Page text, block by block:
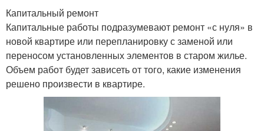
Капитальный ремонт
Капитальные работы подразумевают ремонт «с нуля» в
новой квартире или перепланировку с заменой или
переносом установленных элементов в старом жилье.
Объем работ будет зависеть от того, какие изменения
решено произвести в квартире.